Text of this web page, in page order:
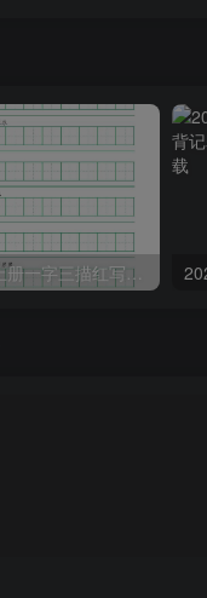
三年级语文上册一字三描红写字表字帖